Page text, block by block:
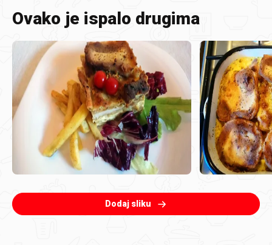
Ovako je ispalo drugima
Dodaj sliku